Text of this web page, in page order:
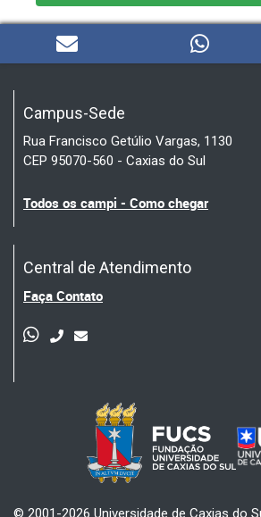
Campus-Sede
Rua Francisco Getúlio Vargas, 1130
CEP 95070-560 - Caxias do Sul
Todos os campi - Como chegar
Central de Atendimento
Faça Contato
© 2001-2026 Universidade de Caxias do